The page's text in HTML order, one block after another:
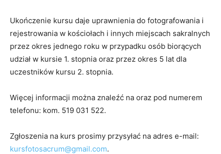
Ukończenie kursu daje uprawnienia do fotografowania i
rejestrowania w kościołach i innych miejscach sakralnych
przez okres jednego roku w przypadku osób biorących
udział w kursie 1. stopnia oraz przez okres 5 lat dla
uczestników kursu 2. stopnia.
Więcej informacji można znaleźć na oraz pod numerem
telefonu: kom. 519 031 522.
Zgłoszenia na kurs prosimy przysyłać na adres e-mail:
kursfotosacrum@gmail.com.